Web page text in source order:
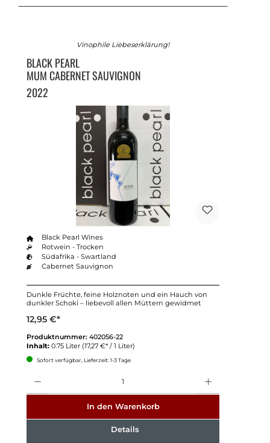
Vinophile Liebeserklärung!
BLACK PEARL
MUM CABERNET SAUVIGNON
2022
Black Pearl Wines
Rotwein - Trocken
Südafrika - Swartland
Cabernet Sauvignon
Dunkle Früchte, feine Holznoten und ein Hauch von
dunkler Schoki – liebevoll allen Müttern gewidmet
12,95 €*
Produktnummer: 402056-22
Inhalt: 0.75 Liter (17,27 €* / 1 Liter)
Sofort verfügbar, Lieferzeit: 1-3 Tage
In den Warenkorb
Details